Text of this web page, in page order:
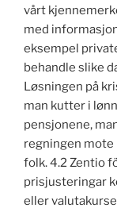
vårt
med
eksempel
behandle slike
Løsningen på
man kutter i
pensjonene,
regningen
folk. 4.2 Zentio
prisjusteringar
eller